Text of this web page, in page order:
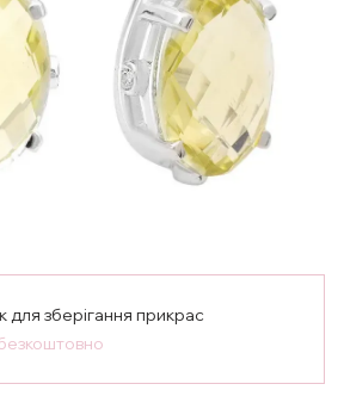
для зберігання прикрас